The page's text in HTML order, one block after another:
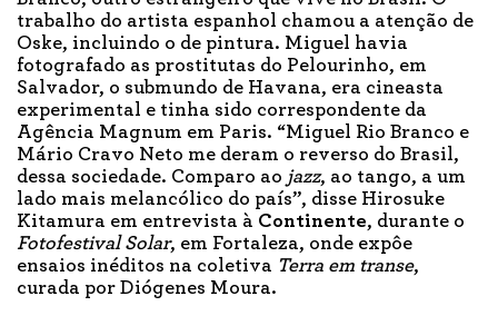
trabalho do artista espanhol chamou a atenção de
Oske, incluindo o de pintura. Miguel havia
fotografado as prostitutas do Pelourinho, em
Salvador, o submundo de Havana, era cineasta
experimental e tinha sido correspondente da
Agência Magnum em Paris. “Miguel Rio Branco e
Mário Cravo Neto me deram o reverso do Brasil,
dessa sociedade. Comparo ao jazz, ao tango, a um
lado mais melancólico do país”, disse Hirosuke
Kitamura em entrevista à Continente, durante o
Fotofestival Solar, em Fortaleza, onde expôe
ensaios inéditos na coletiva Terra em transe,
curada por Diógenes Moura.